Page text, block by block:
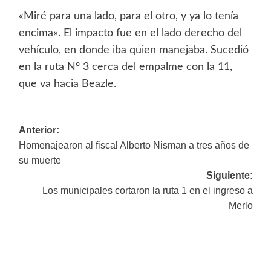
«Miré para una lado, para el otro, y ya lo tenía
encima». El impacto fue en el lado derecho del
vehículo, en donde iba quien manejaba. Sucedió
en la ruta Nº 3 cerca del empalme con la 11,
que va hacia Beazle.
Navegación
de
Anterior:
Homenajearon al fiscal Alberto Nisman a tres años de
su muerte
Siguiente:
Los municipales cortaron la ruta 1 en el ingreso a
Merlo